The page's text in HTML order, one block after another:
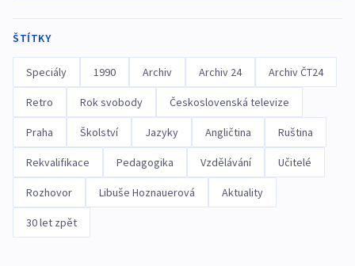
ŠTÍTKY
Speciály 1990 Archiv Archiv 24 Archiv ČT24
Retro Rok svobody Československá televize
Praha Školství Jazyky Angličtina Ruština
Rekvalifikace Pedagogika Vzdělávání Učitelé
Rozhovor Libuše Hoznauerová Aktuality
30 let zpět